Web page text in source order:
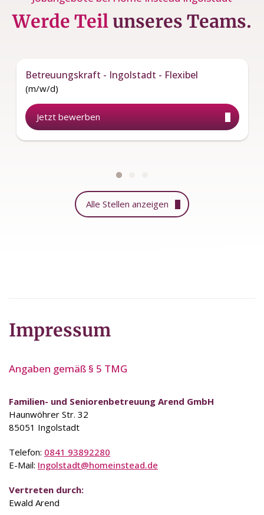
Werde Teil unseres Teams.
Betreuungskraft - Ingolstadt - Flexibel
(m/w/d)
Jetzt bewerben
Alle Stellen anzeigen
Impressum
Angaben gemäß § 5 TMG
Familien- und Seniorenbetreuung Arend GmbH
Haunwöhrer Str. 32
85051 Ingolstadt
Telefon: 0841 93892280
E-Mail: Ingolstadt@homeinstead.de
Vertreten durch:
Ewald Arend